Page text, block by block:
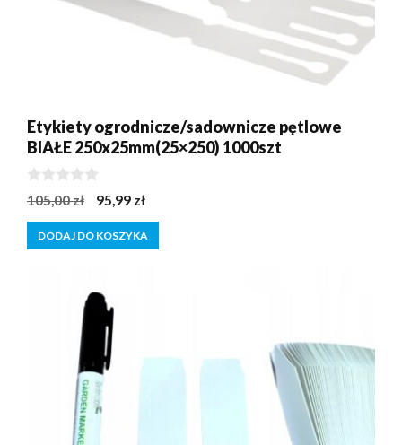
Etykiety ogrodnicze/sadownicze pętlowe
BIAŁE 250x25mm(25×250) 1000szt
0
z
5
105,00zł
Pierwotna
cena
wynosiła:
95,99 złAktualna
cena
wynosi:
DODAJ DO KOSZYKA